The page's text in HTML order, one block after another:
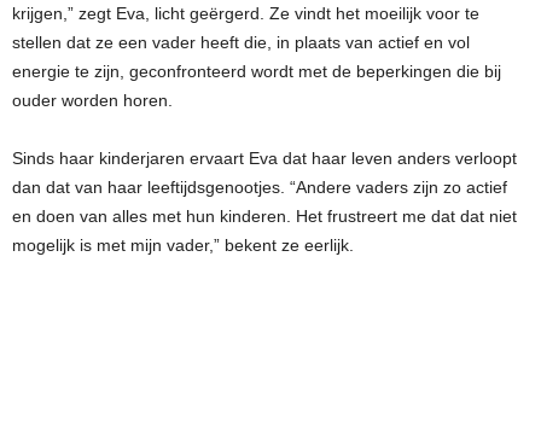
krijgen,” zegt Eva, licht geërgerd. Ze vindt het moeilijk voor te
stellen dat ze een vader heeft die, in plaats van actief en vol
energie te zijn, geconfronteerd wordt met de beperkingen die bij
ouder worden horen.
Sinds haar kinderjaren ervaart Eva dat haar leven anders verloopt
dan dat van haar leeftijdsgenootjes. “Andere vaders zijn zo actief
en doen van alles met hun kinderen. Het frustreert me dat dat niet
mogelijk is met mijn vader,” bekent ze eerlijk.